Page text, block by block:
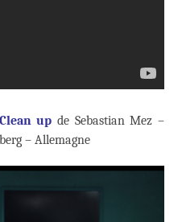
Clean up de Sebastian Mez –
– Allemagne